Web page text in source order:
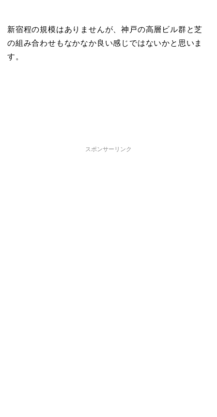
新宿程の規模はありませんが、神戸の高層ビル群と芝
の組み合わせもなかなか良い感じではないかと思いま
す。
スポンサーリンク